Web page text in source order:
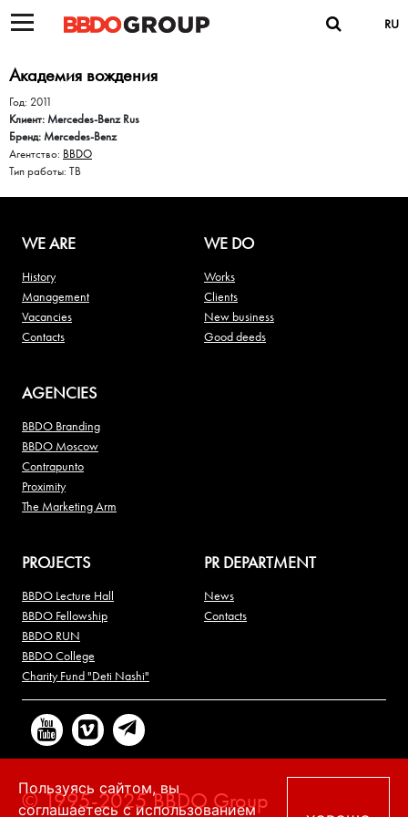
RU
Академия вождения
Год: 2011
Клиент: Mercedes-Benz Rus
Бренд: Mercedes-Benz
Агентство: BBDO
Тип работы: ТВ
WE ARE
History
Management
Vacancies
Contacts
WE DO
Works
Clients
New business
Good deeds
AGENCIES
BBDO Branding
BBDO Moscow
Contrapunto
Proximity
The Marketing Arm
PROJECTS
BBDO Lecture Hall
BBDO Fellowship
BBDO RUN
BBDO College
Charity Fund "Deti Nashi"
PR DEPARTMENT
News
Contacts
© 1995-2025 BBDO Group
Пользуясь сайтом, вы
соглашаетесь с использованием